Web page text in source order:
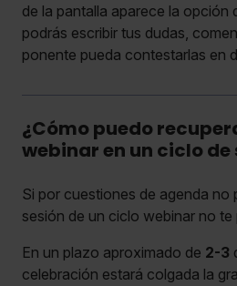
de la pantalla aparece la opción
podrás escribir tus dudas,
ponente pueda contestarlas en
¿Cómo puedo
webinar en un ciclo de
Si por cuestiones de agenda no
sesión de un ciclo webinar no te
En un plazo aproximado de 2-3
celebración estará colgada la